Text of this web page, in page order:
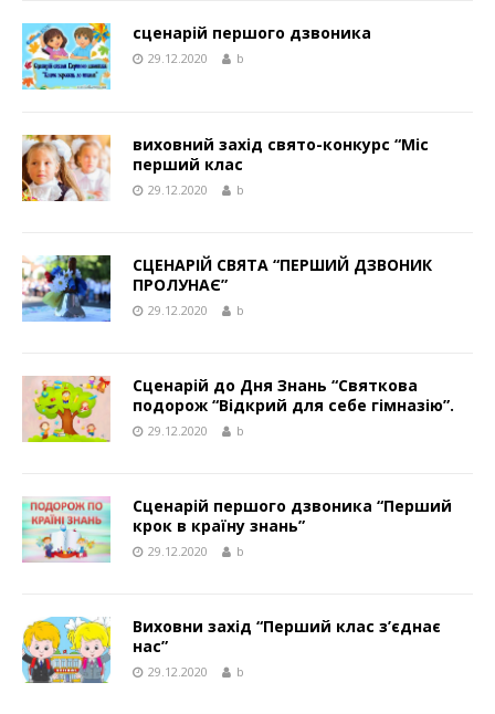
сценарій першого дзвоника
29.12.2020 b
виховний захід свято-конкурс “Міс
перший клас
29.12.2020 b
СЦЕНАРІЙ СВЯТА “ПЕРШИЙ ДЗВОНИК
ПРОЛУНАЄ”
29.12.2020 b
Сценарій до Дня Знань “Святкова
подорож “Відкрий для себе гімназію”.
29.12.2020 b
Сценарій першого дзвоника “Перший
крок в країну знань”
29.12.2020 b
Виховни захід “Перший клас з’єднає
нас”
29.12.2020 b